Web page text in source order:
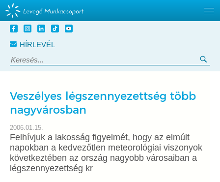
Tovább
tartalomra
HÍRLEVÉL
Keresés:
Veszélyes légszennyezettség több
nagyvárosban
2006.01.15.
Felhívjuk a lakosság figyelmét, hogy az elmúlt
napokban a kedvezőtlen meteorológiai viszonyok
következtében az ország nagyobb városaiban a
légszennyezettség kr